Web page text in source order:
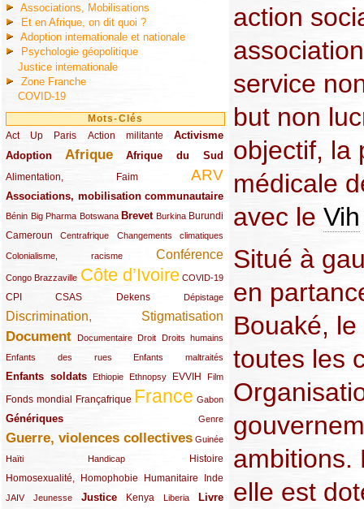
Associations, Mobilisations
Et en Afrique, on dit quoi ?
Adoption internationale et nationale
Psychologie géopolitique
Justice internationale
Zone Franche
COVID-19
Mots-Clés
Act Up Paris
(49/289) Action militante
(32/289) Activisme
(73/289)
Adoption
(82/289) Afrique
(161/289) Afrique du Sud
(73/289)
Alimentation, Faim
(48/289) ARV
(203/289)
Associations, mobilisation communautaire
(65/289)
Bénin
(13/289)Big Pharma
(16/289) Botswana
(9/289) Brevet
(83/289) Burkina
(18/289) Burundi
(30/289)
Cameroun
(47/289) Centrafrique
(23/289) Changements climatiques
(10/289)
Colonialisme, racisme
(19/289) Conférence
(118/289)
Congo Brazzaville
(24/289) Côte d’Ivoire
(263/289) COVID-19
(13/289)
CPI
(48/289) CSAS
(32/289) Dekens
(29/289) Dépistage
(19/289)
Discrimination, Stigmatisation
(131/289)
Document
(145/289) Documentaire
(9/289) Droit
(20/289) Droits humains
(22/289)
Enfants des rues
(21/289) Enfants maltraités
(10/289)
Enfants soldats
(68/289) Ethiopie
(12/289) Ethnopsy
(15/289) EVVIH
(55/289) Film
(22/289)
Fonds mondial
(48/289) Françafrique
(39/289) France
(289/289) Gabon
(12/289)
Génériques
(59/289) Genre
(22/289)
Guerre, violences collectives
(149/289) Guinée
(12/289)
Haïti
(15/289) Handicap
(10/289) Histoire
(49/289)
Homosexualité, Homophobie
(44/289) Humanitaire
(47/289) Inde
(34/289)
JAIV
(10/289)Jeunesse
(21/289) Justice
(65/289) Kenya
(35/289) Liberia
(25/289) Livre
(62/289)
action
service
but non
objectif, la
médicale
avec le Vih
Situé à
en
Bouaké,
toutes les
ambitions.
elle est